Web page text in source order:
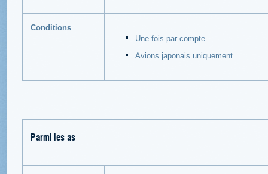
Conditions
Une fois par compte
Avions japonais uniquement
Parmi les as